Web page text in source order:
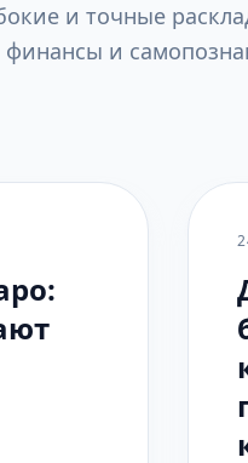
и точные
финансы и